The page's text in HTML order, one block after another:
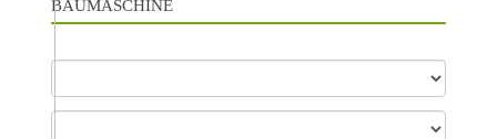
BAUMASCHINE